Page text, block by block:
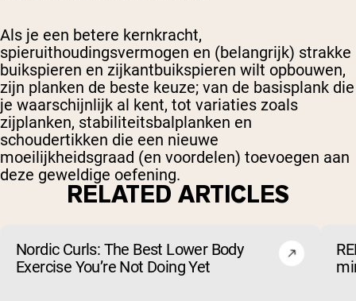
Als je een betere kernkracht,
spieruithoudingsvermogen en (belangrijk) strakke
buikspieren en zijkantbuikspieren wilt opbouwen,
zijn planken de beste keuze; van de basisplank die
je waarschijnlijk al kent, tot variaties zoals
zijplanken, stabiliteitsbalplanken en
schoudertikken die een nieuwe
moeilijkheidsgraad (en voordelen) toevoegen aan
deze geweldige oefening.
RELATED ARTICLES
Nordic Curls: The Best Lower Body
Exercise You’re Not Doing Yet